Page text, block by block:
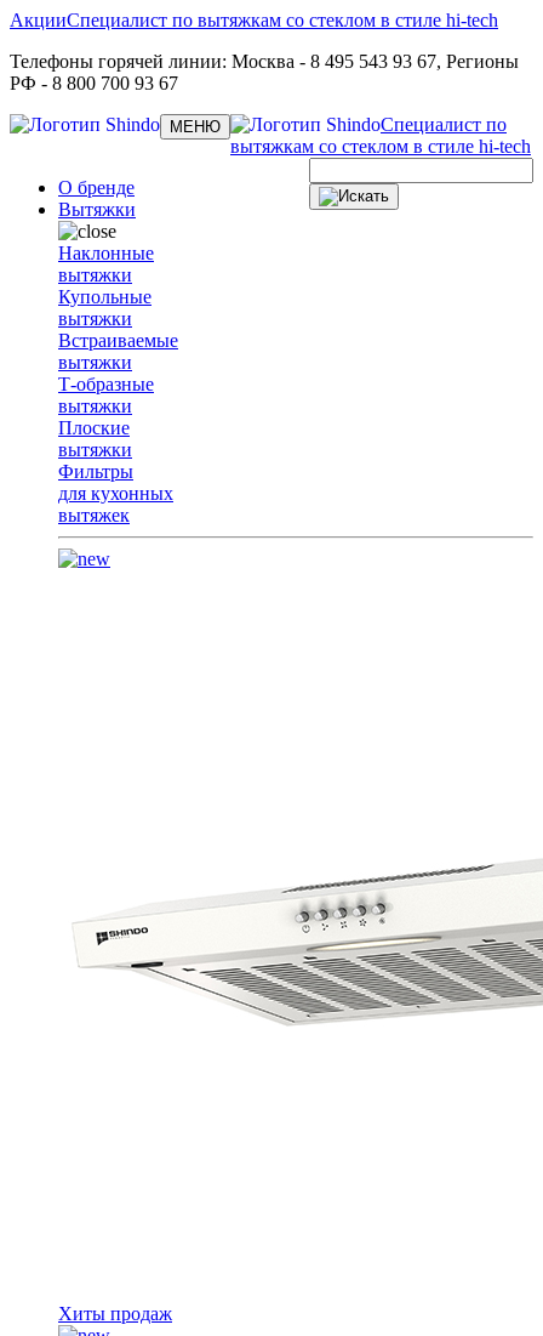
Акции
Телефоны горячей линии: Москва - 8 495 543 93 67, Регионы
РФ - 8 800 700 93 67
Специалист по вытяжкам со стеклом в стиле hi-tech
Toggle
navigation
МЕНЮ
Специалист по
вытяжкам со стеклом в стиле hi-tech
О бренде
Вытяжки
Наклонные
вытяжки
Купольные
вытяжки
Встраиваемые
вытяжки
Т-образные
вытяжки
Плоские
вытяжки
Фильтры
для кухонных
вытяжек
Хиты продаж